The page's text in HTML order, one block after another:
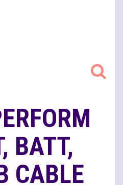
BATT,
CABLE